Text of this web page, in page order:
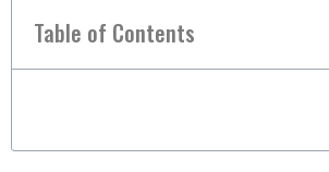
Table of Contents